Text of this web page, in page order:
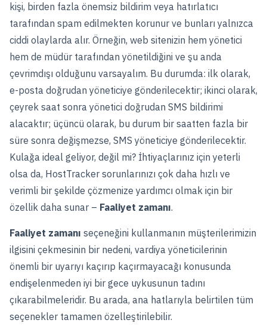
kişi, birden fazla önemsiz bildirim veya hatırlatıcı
tarafından spam edilmekten korunur ve bunları yalnızca
ciddi olaylarda alır. Örneğin, web sitenizin hem yönetici
hem de müdür tarafından yönetildiğini ve şu anda
çevrimdışı olduğunu varsayalım. Bu durumda: ilk olarak,
e-posta doğrudan yöneticiye gönderilecektir; ikinci olarak,
çeyrek saat sonra yönetici doğrudan SMS bildirimi
alacaktır; üçüncü olarak, bu durum bir saatten fazla bir
süre sonra değişmezse, SMS yöneticiye gönderilecektir.
Kulağa ideal geliyor, değil mi? İhtiyaçlarınız için yeterli
olsa da, HostTracker sorunlarınızı çok daha hızlı ve
verimli bir şekilde çözmenize yardımcı olmak için bir
özellik daha sunar – Faaliyet zamanı.
Faaliyet zamanı seçeneğini kullanmanın müşterilerimizin
ilgisini çekmesinin bir nedeni, vardiya yöneticilerinin
önemli bir uyarıyı kaçırıp kaçırmayacağı konusunda
endişelenmeden iyi bir gece uykusunun tadını
çıkarabilmeleridir. Bu arada, ana hatlarıyla belirtilen tüm
seçenekler tamamen özelleştirilebilir.